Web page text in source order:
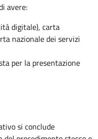
avere:
digitale), carta
nazionale dei servizi
per la presentazione
si conclude